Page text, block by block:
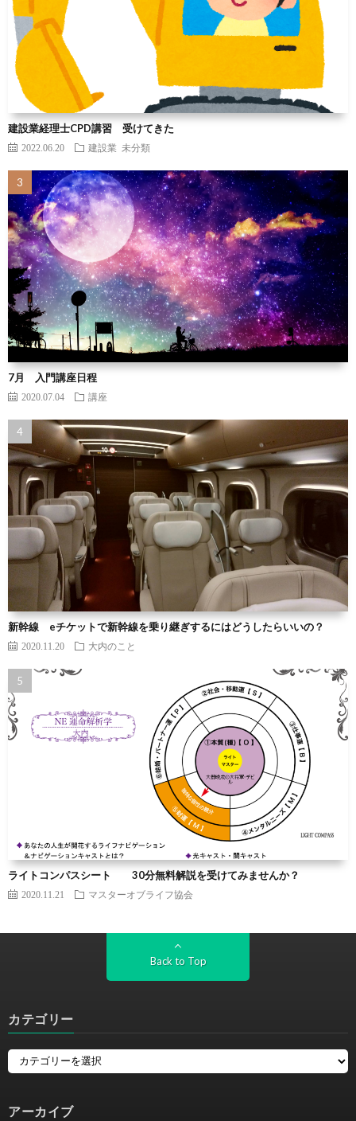
建設業経理士CPD講習 受けてきた
2022.06.20 建設業 未分類
7月 入門講座日程
2020.07.04 講座
新幹線 eチケットで新幹線を乗り継ぎするにはどうしたらいいの？
2020.11.20 大内のこと
ライトコンパスシート 30分無料解説を受けてみませんか？
2020.11.21 マスターオブライフ協会
Back to Top
カテゴリー
アーカイブ